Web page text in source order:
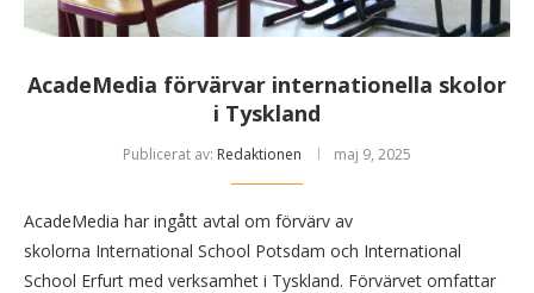
AcadeMedia förvärvar internationella skolor
i Tyskland
Publicerat av: Redaktionen maj 9, 2025
AcadeMedia har ingått avtal om förvärv av
skolorna International School Potsdam och International
School Erfurt med verksamhet i Tyskland. Förvärvet omfattar